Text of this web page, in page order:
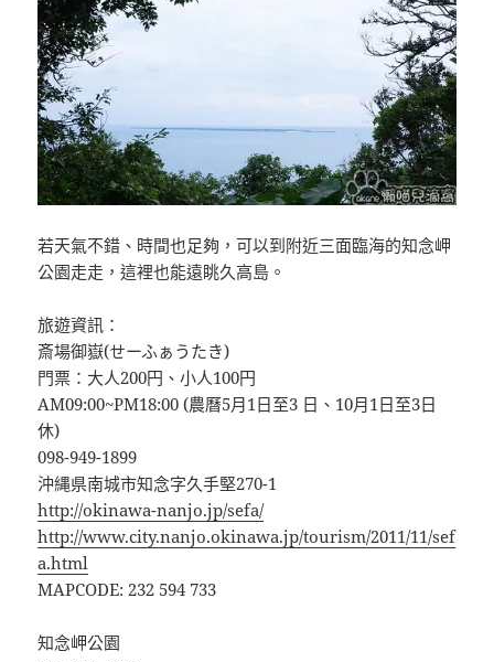
若天氣不錯、時間也足夠，可以到附近三面臨海的知念岬
公園走走，這裡也能遠眺久高島。
旅遊資訊：
斎場御嶽(せーふぁうたき)
門票：大人200円、小人100円
AM09:00~PM18:00 (農曆5月1日至3 日、10月1日至3日
休)
098-949-1899
沖縄県南城市知念字久手堅270-1
http://okinawa-nanjo.jp/sefa/
http://www.city.nanjo.okinawa.jp/tourism/2011/11/sef
a.html
MAPCODE: 232 594 733
知念岬公園